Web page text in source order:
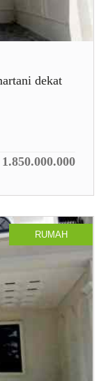
dekat
1.850.000.000
RUMAH